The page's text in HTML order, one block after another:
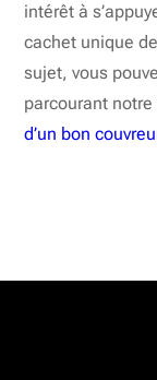
intérêt à
cachet unique
sujet, vous
parcourant
d’un bon